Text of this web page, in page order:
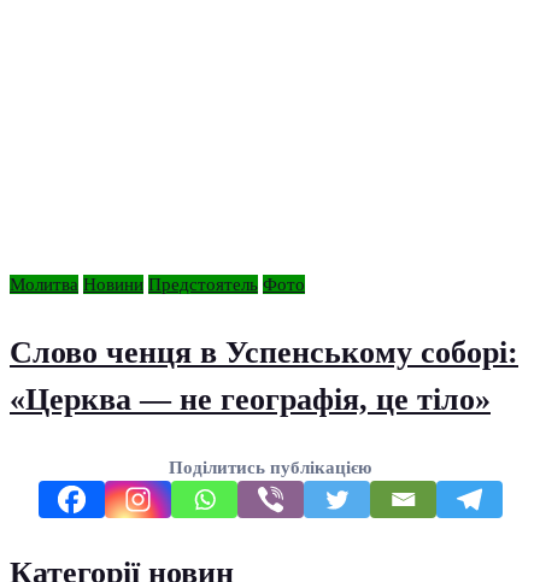
Молитва Новини Предстоятель Фото
Слово ченця в Успенському соборі:
«Церква — не географія, це тіло»
Поділитись публікацією
Категорії новин